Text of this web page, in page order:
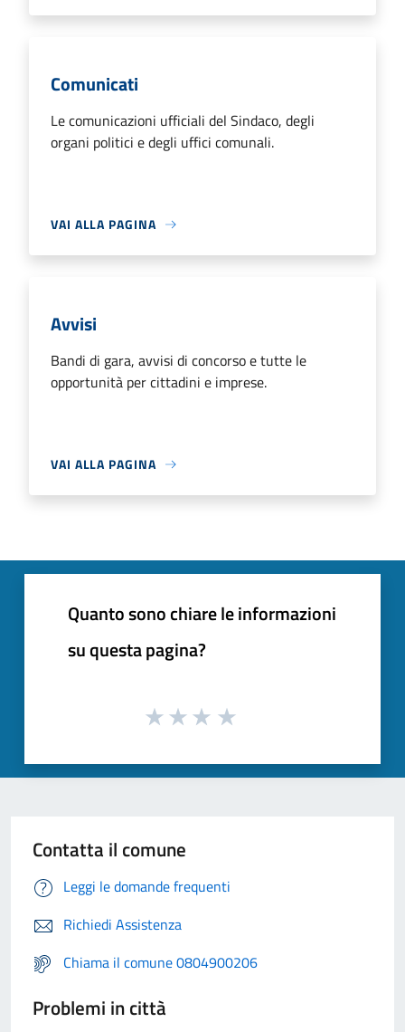
Comunicati
Le comunicazioni ufficiali del Sindaco, degli
organi politici e degli uffici comunali.
VAI ALLA PAGINA
Avvisi
Bandi di gara, avvisi di concorso e tutte le
opportunità per cittadini e imprese.
VAI ALLA PAGINA
Quanto sono chiare le informazioni
su questa pagina?
Contatta il comune
Leggi le domande frequenti
Richiedi Assistenza
Chiama il comune 0804900206
Problemi in città